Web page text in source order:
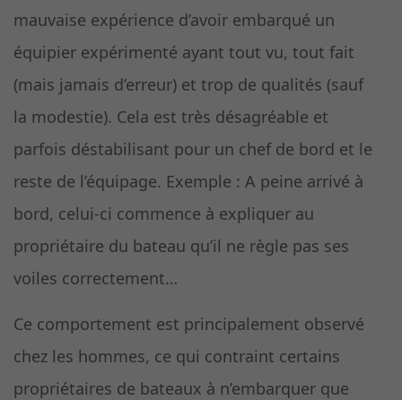
mauvaise expérience d’avoir embarqué un
équipier expérimenté ayant tout vu, tout fait
(mais jamais d’erreur) et trop de qualités (sauf
la modestie). Cela est très désagréable et
parfois déstabilisant pour un chef de bord et le
reste de l’équipage. Exemple : A peine arrivé à
bord, celui-ci commence à expliquer au
propriétaire du bateau qu’il ne règle pas ses
voiles correctement…
Ce comportement est principalement observé
chez les hommes, ce qui contraint certains
propriétaires de bateaux à n’embarquer que